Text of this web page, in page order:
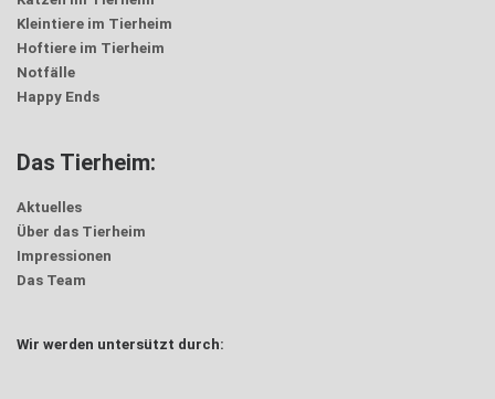
Kleintiere im Tierheim
Hoftiere im Tierheim
Notfälle
Happy Ends
Das Tierheim:
Aktuelles
Über das Tierheim
Impressionen
Das Team
Wir werden untersützt durch: